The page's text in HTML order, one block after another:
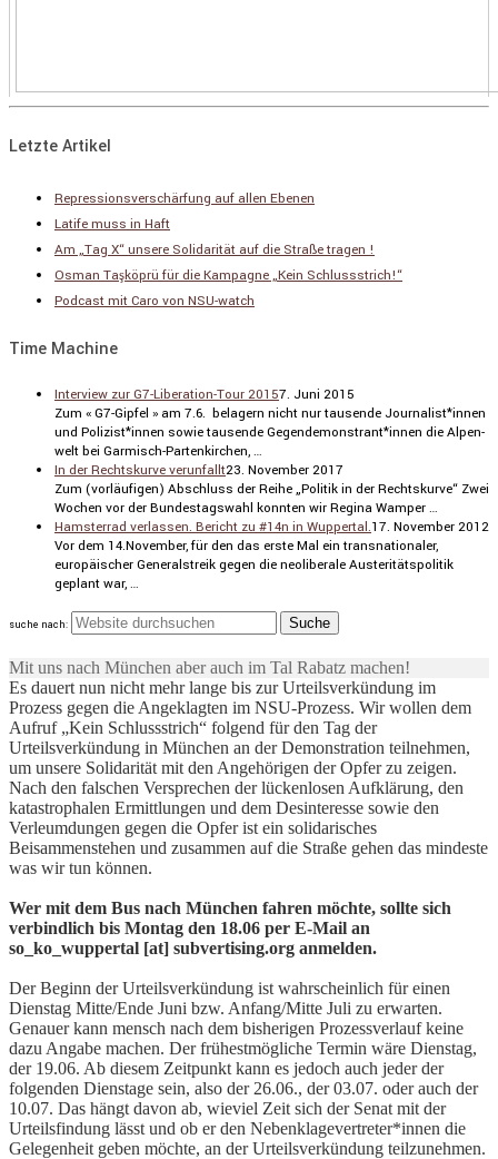
Letzte Artikel
Repressionsverschärfung auf allen Ebenen
Latife muss in Haft
Am „Tag X“ unsere Solidarität auf die Straße tragen !
Osman Taşköprü für die Kampagne „Kein Schlussstrich!“
Podcast mit Caro von NSU-watch
Time Machine
Interview zur G7-Liberation-Tour 20157. Juni 2015
Zum « G7-Gipfel » am 7.6. belagern nicht nur tausende Journalist*innen
und Polizist*innen sowie tausende Gegendemonstrant*innen die Alpen­
welt bei Garmisch-Parten­kir­chen, …
In der Rechtskurve verunfallt23. November 2017
Zum (vorläu­figen) Abschluss der Reihe „Politik in der Rechts­kurve“ Zwei
Wochen vor der Bundes­tags­wahl konnten wir Regina Wamper …
Hamsterrad verlassen. Bericht zu #14n in Wuppertal.17. November 2012
Vor dem 14.November, für den das erste Mal ein trans­na­tio­naler,
europäi­scher General­streik gegen die neoli­be­rale Auste­ri­täts­po­litik
geplant war, …
suche nach:
Mit uns nach München aber auch im Tal Rabatz machen!
Es dauert nun nicht mehr lange bis zur Urteilsverkündung im
Prozess gegen die Angeklagten im NSU-Prozess. Wir wollen dem
Aufruf „Kein Schlussstrich“ folgend für den Tag der
Urteilsverkündung in München an der Demonstration teilnehmen,
um unsere Solidarität mit den Angehörigen der Opfer zu zeigen.
Nach den falschen Versprechen der lückenlosen Aufklärung, den
katastrophalen Ermittlungen und dem Desinteresse sowie den
Verleumdungen gegen die Opfer ist ein solidarisches
Beisammenstehen und zusammen auf die Straße gehen das mindeste
was wir tun können.
Wer mit dem Bus nach München fahren möchte, sollte sich
verbindlich bis Montag den 18.06 per E-Mail an
so_ko_wuppertal [at] subvertising.org anmelden.
Der Beginn der Urteilsverkündung ist wahrscheinlich für einen
Dienstag Mitte/Ende Juni bzw. Anfang/Mitte Juli zu erwarten.
Genauer kann mensch nach dem bisherigen Prozessverlauf keine
dazu Angabe machen. Der frühestmögliche Termin wäre Dienstag,
der 19.06. Ab diesem Zeitpunkt kann es jedoch auch jeder der
folgenden Dienstage sein, also der 26.06., der 03.07. oder auch der
10.07. Das hängt davon ab, wieviel Zeit sich der Senat mit der
Urteilsfindung lässt und ob er den Nebenklagevertreter*innen die
Gelegenheit geben möchte, an der Urteilsverkündung teilzunehmen.